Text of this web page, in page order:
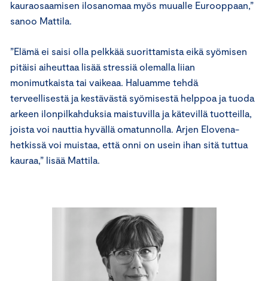
kauraosaamisen ilosanomaa myös muualle Eurooppaan,”
sanoo Mattila.
”Elämä ei saisi olla pelkkää suorittamista eikä syömisen
pitäisi aiheuttaa lisää stressiä olemalla liian
monimutkaista tai vaikeaa. Haluamme tehdä
terveellisestä ja kestävästä syömisestä helppoa ja tuoda
arkeen ilonpilkahduksia maistuvilla ja kätevillä tuotteilla,
joista voi nauttia hyvällä omatunnolla. Arjen Elovena-
hetkissä voi muistaa, että onni on usein ihan sitä tuttua
kauraa,” lisää Mattila.